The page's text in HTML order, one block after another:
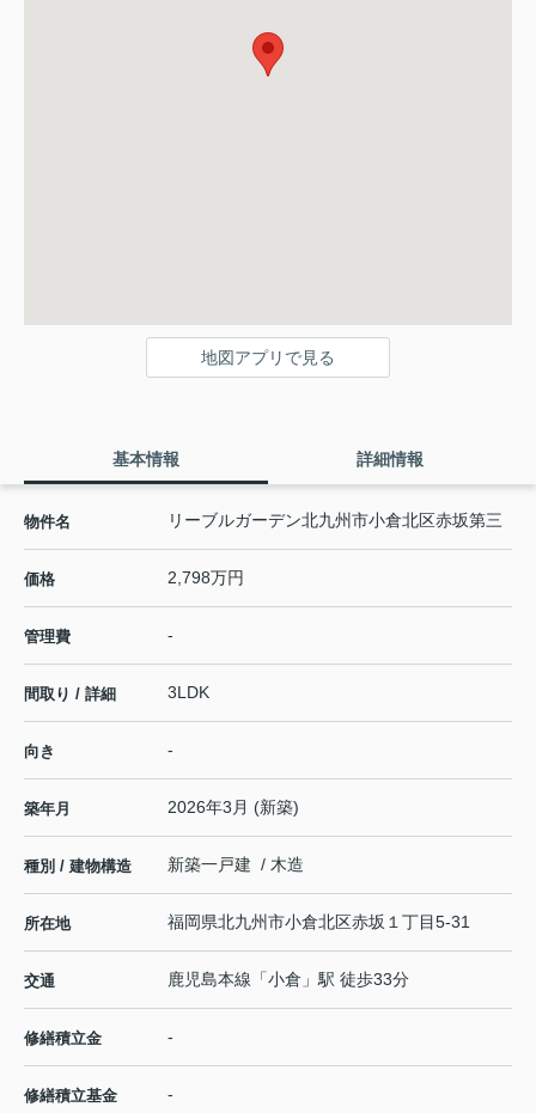
地図アプリで見る
基本情報 詳細情報
物件名 リーブルガーデン北九州市小倉北区赤坂第三
価格 2,798万円
管理費 -
間取り / 詳細 3LDK
向き -
築年月 2026年3月 (新築)
種別 / 建物構造 新築一戸建 / 木造
所在地 福岡県北九州市小倉北区赤坂 １丁目5-31
交通 鹿児島本線 「小倉 」駅 徒歩33分
修繕積立金 -
修繕積立基金 -